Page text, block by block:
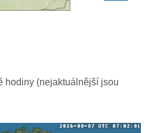
06:40
06:10
hodiny (nejaktuálnější jsou